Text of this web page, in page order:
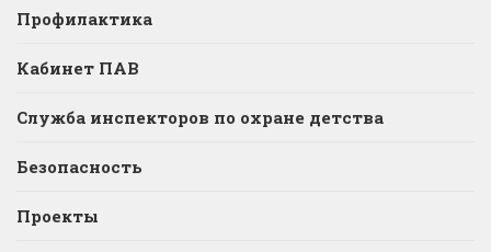
Профилактика
Кабинет ПАВ
Служба инспекторов по охране детства
Безопасность
Проекты